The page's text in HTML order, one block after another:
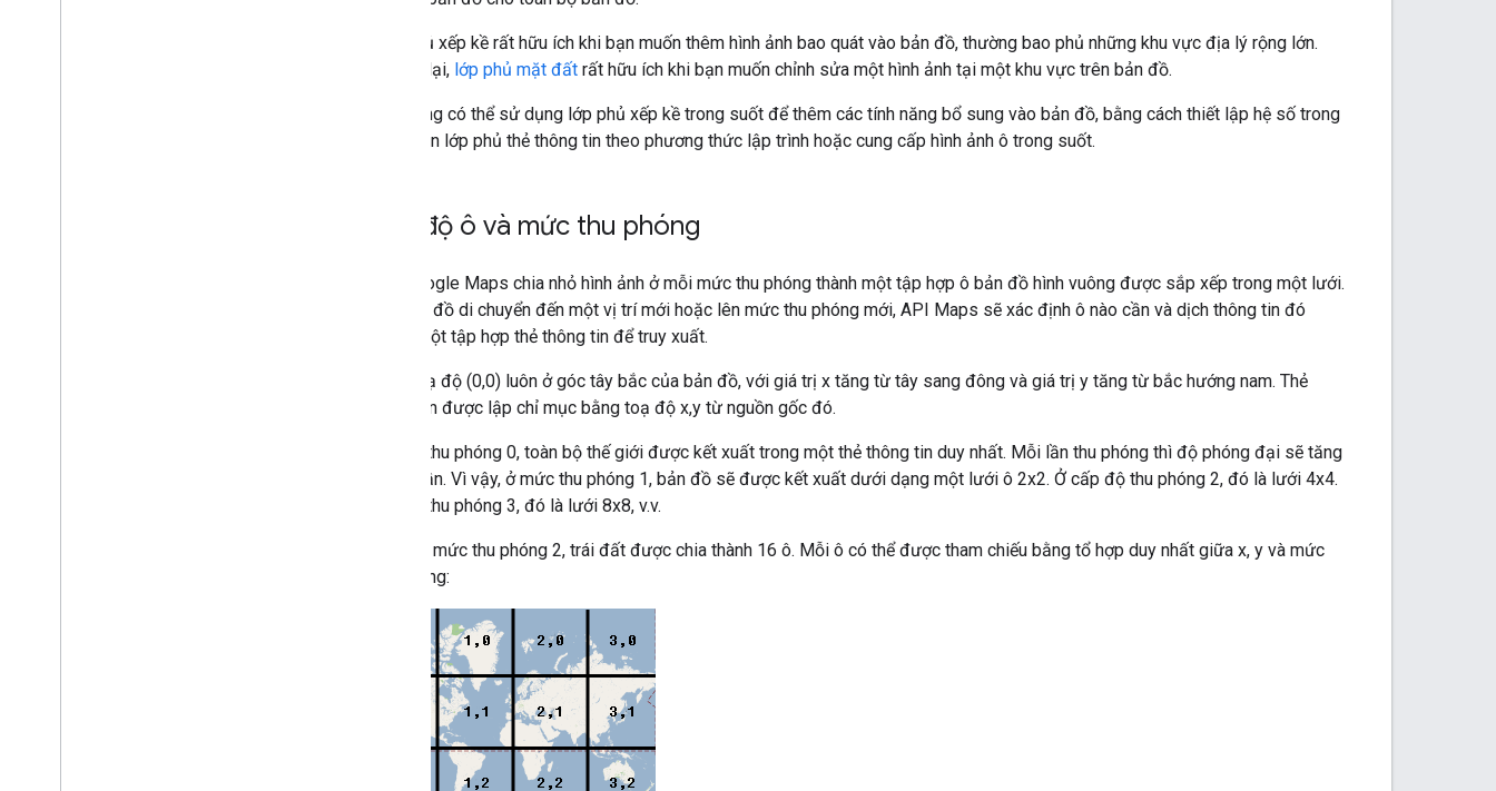
Lớp phủ xếp kề rất hữu ích khi bạn muốn thêm hình ảnh bao quát vào bản đồ, thường bao phủ những khu vực địa lý rộng lớn.
Ngược lại, lớp phủ mặt đất rất hữu ích khi bạn muốn chỉnh sửa một hình ảnh tại một khu vực trên bản đồ.
Bạn cũng có thể sử dụng lớp phủ xếp kề trong suốt để thêm các tính năng bổ sung vào bản đồ, bằng cách thiết lập hệ số trong
suốt trên lớp phủ thẻ thông tin theo phương thức lập trình hoặc cung cấp hình ảnh ô trong suốt.
Toạ độ ô và mức thu phóng
API Google Maps chia nhỏ hình ảnh ở mỗi mức thu phóng thành một tập hợp ô bản đồ hình vuông được sắp xếp trong một lưới.
Khi bản đồ di chuyển đến một vị trí mới hoặc lên mức thu phóng mới, API Maps sẽ xác định ô nào cần và dịch thông tin đó
thành một tập hợp thẻ thông tin để truy xuất.
Ô có toạ độ (0,0) luôn ở góc tây bắc của bản đồ, với giá trị x tăng từ tây sang đông và giá trị y tăng từ bắc hướng nam. Thẻ
thông tin được lập chỉ mục bằng toạ độ x,y từ nguồn gốc đó.
Ở mức thu phóng 0, toàn bộ thế giới được kết xuất trong một thẻ thông tin duy nhất. Mỗi lần thu phóng thì độ phóng đại sẽ tăng
gấp 2 lần. Vì vậy, ở mức thu phóng 1, bản đồ sẽ được kết xuất dưới dạng một lưới ô 2x2. Ở cấp độ thu phóng 2, đó là lưới 4x4.
Ở mức thu phóng 3, đó là lưới 8x8, v.v.
Ví dụ: ở mức thu phóng 2, trái đất được chia thành 16 ô. Mỗi ô có thể được tham chiếu bằng tổ hợp duy nhất giữa x, y và mức
thu phóng: